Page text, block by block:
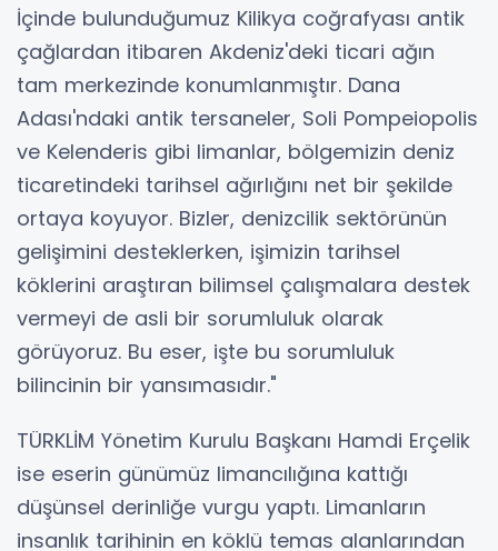
İçinde bulunduğumuz Kilikya coğrafyası antik
çağlardan itibaren Akdeniz'deki ticari ağın
tam merkezinde konumlanmıştır. Dana
Adası'ndaki antik tersaneler, Soli Pompeiopolis
ve Kelenderis gibi limanlar, bölgemizin deniz
ticaretindeki tarihsel ağırlığını net bir şekilde
ortaya koyuyor. Bizler, denizcilik sektörünün
gelişimini desteklerken, işimizin tarihsel
köklerini araştıran bilimsel çalışmalara destek
vermeyi de asli bir sorumluluk olarak
görüyoruz. Bu eser, işte bu sorumluluk
bilincinin bir yansımasıdır."
TÜRKLİM Yönetim Kurulu Başkanı Hamdi Erçelik
ise eserin günümüz limancılığına kattığı
düşünsel derinliğe vurgu yaptı. Limanların
insanlık tarihinin en köklü temas alanlarından